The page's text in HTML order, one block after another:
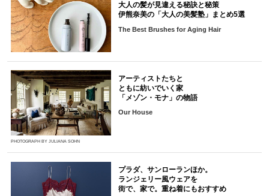
大人の髪が見違える秘訣と秘策
伊熊奈美の「大人の美髪塾」まとめ5選
The Best Brushes for Aging Hair
PHOTOGRAPH BY JULIANA SOHN
アーティストたちと
ともに紡いでいく家
「メゾン・モナ」の物語
Our House
プラダ、サンローランほか。
ランジェリー風ウェアを
街で、家で。重ね着にもおすすめ